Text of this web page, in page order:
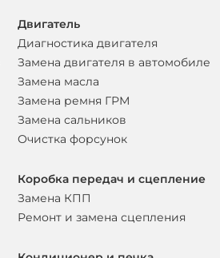
Двигатель
Диагностика двигателя
Замена двигателя в автомобиле
Замена масла
Замена ремня ГРМ
Замена сальников
Очистка форсунок
Коробка передач и сцепление
Замена КПП
Ремонт и замена сцепления